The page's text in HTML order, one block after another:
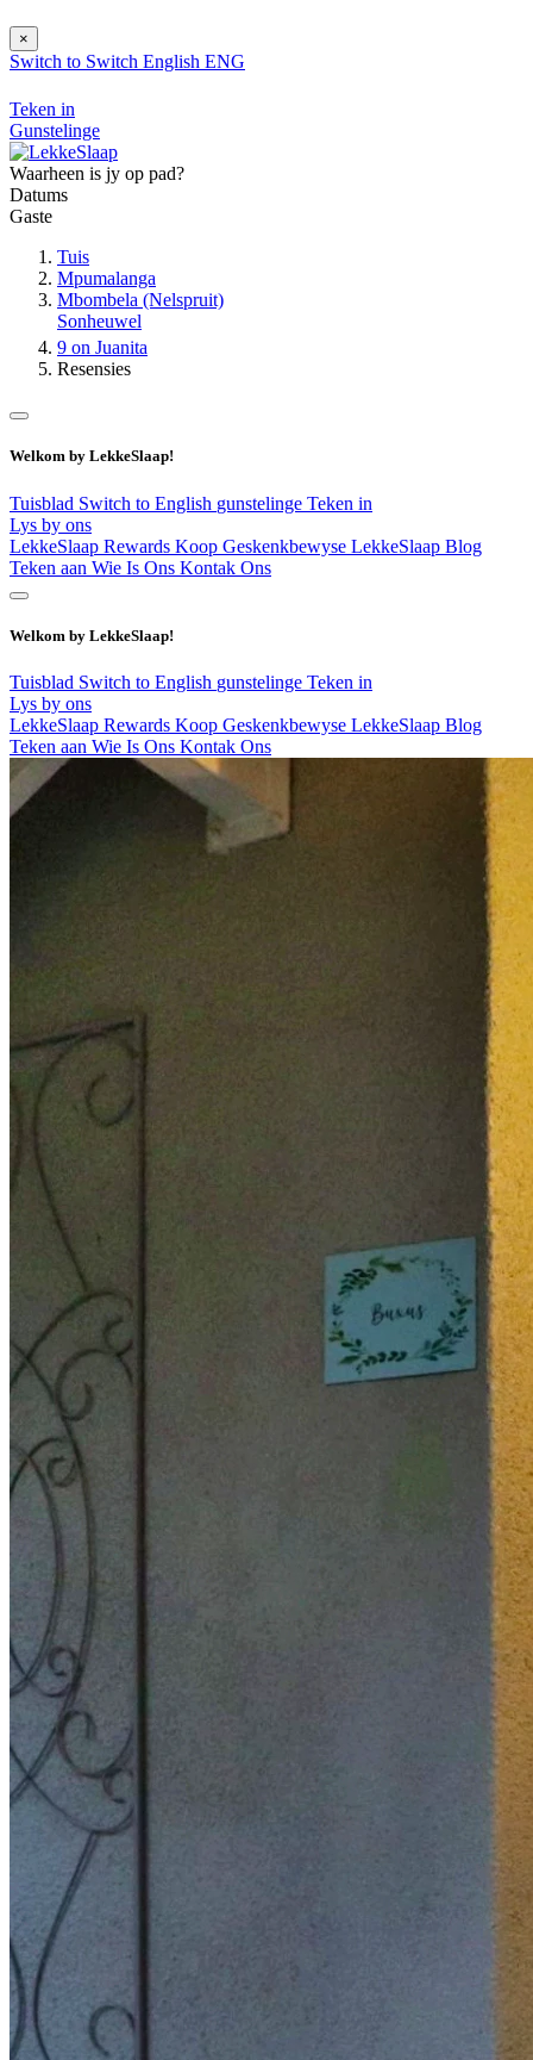
×
Switch to Switch English ENG
Teken in
Gunstelinge
Waarheen is jy op pad?
Datums
Gaste
Tuis
Mpumalanga
Mbombela (Nelspruit)
Sonheuwel
9 on Juanita
Resensies
Welkom by LekkeSlaap!
Tuisblad Switch to English gunstelinge Teken in
Lys by ons
LekkeSlaap Rewards Koop Geskenkbewyse LekkeSlaap Blog
Teken aan Wie Is Ons Kontak Ons
Welkom by LekkeSlaap!
Tuisblad Switch to English gunstelinge Teken in
Lys by ons
LekkeSlaap Rewards Koop Geskenkbewyse LekkeSlaap Blog
Teken aan Wie Is Ons Kontak Ons